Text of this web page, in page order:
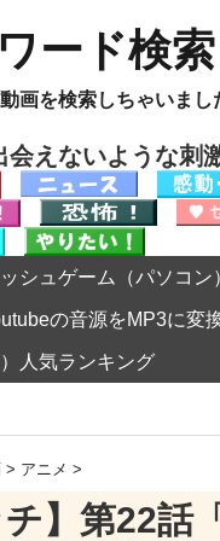
ード検索
画を検索しちゃいまし
会えないような
シュゲーム（パソコン
の音源をMP3に変
人気ランキング
> アニメ >
チ】第22話